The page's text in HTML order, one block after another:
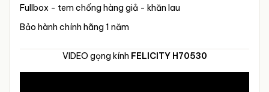
Fullbox - tem chống hàng giả - khăn lau
Bảo hành chính hãng 1 năm
VIDEO gọng kính FELICITY H70530